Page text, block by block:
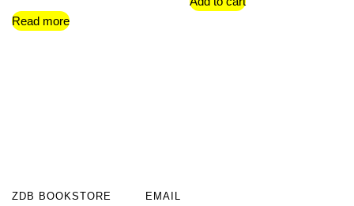
Read more
ZDB BOOKSTORE EMAIL